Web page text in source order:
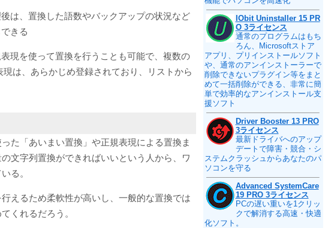
は、置換した語数やバックアップの状況など
きる
現を使って置換を行うことも可能で、複数の
は、あらかじめ登録されており、リストから
た「あいまい置換」や正規表現による置換ま
文字列置換ができればいいという人から、ワ
る。
えるため柔軟性が高いし、一般的な置換では
くれるだろう。
IObit Uninstaller 15 PR
O 3ライセンス
通常のプログラムはもち
ろん、Microsoftストア
アプリ、プリインストールソフト
や、通常のアンインストーラーで
削除できないプラグイン等をまと
めて一括削除ができる、非常に簡
単で効率的なアンインストール支
援ソフト
Driver Booster 13 PRO
3ライセンス
最新ドライバへのアップ
デートで障害・競合・シ
ステムクラッシュからあなたのパ
ソコンを守る
Advanced SystemCare
19 PRO 3ライセンス
PCの遅い重いを1クリッ
クで解消する高速・快適
化ソフト。